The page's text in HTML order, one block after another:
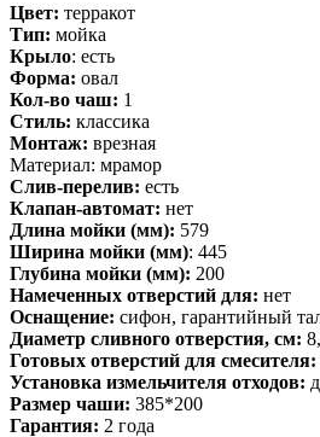
Цвет: терракот
Тип: мойка
Крыло: есть
Форма: овал
Кол-во чаш: 1
Стиль: классика
Монтаж: врезная
Материал: мрамор
Слив-перелив: есть
Клапан-автомат: нет
Длина мойки (мм): 579
Ширина мойки (мм): 445
Глубина мойки (мм): 200
Намеченных отверстий для: нет
Оснащение: сифон, гарантийный
Диаметр сливного отверстия, см:
Готовых отверстий для смесителя:
Установка измельчителя отходов:
Размер чаши: 385*200
Гарантия: 2 года